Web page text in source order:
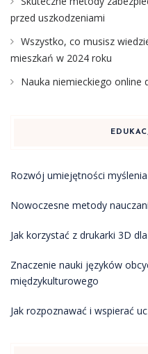
przed uszkodzeniami
Wszystko, co musisz
mieszkań w 2024 roku
Nauka niemieckiego online
Rozwój umiejętności
Nowoczesne metody
Jak korzystać z drukarki 3D
Znaczenie nauki języków
międzykulturowego
Jak rozpoznawać i wspierać